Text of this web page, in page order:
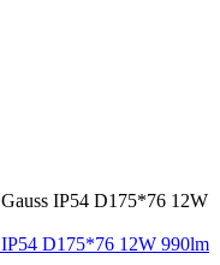
IP54 D175*76 12W
D175*76 12W 990lm